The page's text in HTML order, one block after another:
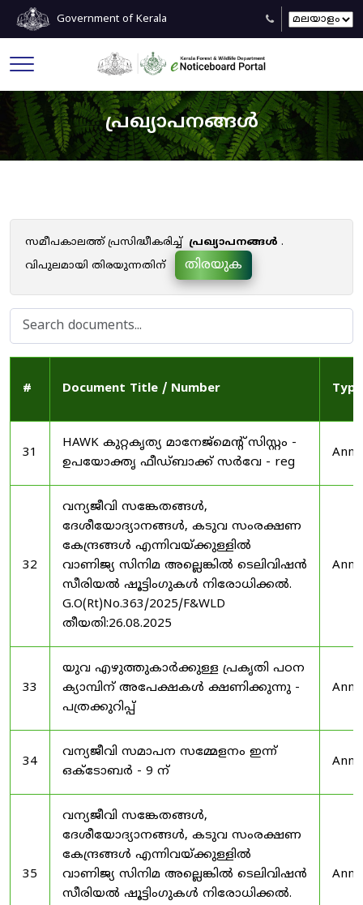
Government of Kerala
പ്രഖ്യാപനങ്ങൾ
സമീപകാലത്ത് പ്രസിദ്ധീകരിച്ച് പ്രഖ്യാപനങ്ങൾ .
വിപുലമായി തിരയുന്നതിന്
തിരയുക
# Document Title / Number Type
31
HAWK കുറ്റകൃത്യ മാനേജ്മെന്റ് സിസ്റ്റം -
ഉപയോക്തൃ ഫീഡ്‌ബാക്ക് സർവേ - reg
32
വന്യജീവി സങ്കേതങ്ങൾ,
ദേശീയോദ്യാനങ്ങൾ, കടുവ സംരക്ഷണ
കേന്ദ്രങ്ങൾ എന്നിവയ്ക്കുള്ളിൽ
വാണിജ്യ സിനിമ അല്ലെങ്കിൽ ടെലിവിഷൻ
സീരിയൽ ഷൂട്ടിംഗുകൾ നിരോധിക്കൽ.
G.O(Rt)No.363/2025/F&WLD
തീയതി:26.08.2025
33
യുവ എഴുത്തുകാർക്കുള്ള പ്രകൃതി പഠന
ക്യാമ്പിന് അപേക്ഷകൾ ക്ഷണിക്കുന്നു -
പത്രക്കുറിപ്പ്
34
വന്യജീവി സമാപന സമ്മേളനം ഇന്ന്
ഒക്ടോബർ - 9 ന്
35
വന്യജീവി സങ്കേതങ്ങൾ,
ദേശീയോദ്യാനങ്ങൾ, കടുവ സംരക്ഷണ
കേന്ദ്രങ്ങൾ എന്നിവയ്ക്കുള്ളിൽ
വാണിജ്യ സിനിമ അല്ലെങ്കിൽ ടെലിവിഷൻ
സീരിയൽ ഷൂട്ടിംഗുകൾ നിരോധിക്കൽ.